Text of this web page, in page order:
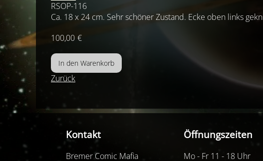
RSOP-116
Ca. 18 x 24 cm. Sehr schöner Zustand. Ecke oben links
100,00 €
Zurück
Kontakt
Bremer Comic Mafia
Öffnungszeiten
Mo - Fr 11 - 18 Uhr